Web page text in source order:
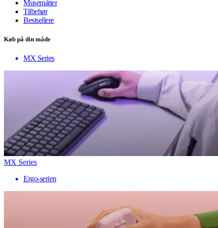
Musemåtter
Tilbehør
Bestsellere
Køb på din måde
MX Series
MX Series
Ergo-serien